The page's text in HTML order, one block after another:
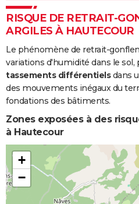
RISQUE DE RETRAIT-
ARGILES À HAUTECOUR
Le phénomène de retrait-
variations d'humidité dans le sol,
tassements différentielsdans
des mouvements inégaux du
fondations des bâtiments.
Zones exposées à des
à Hautecour
+
−